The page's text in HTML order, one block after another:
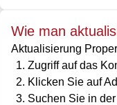
Wie man
Aktualisierung
Zugriff auf das
Klicken Sie auf
Suchen Sie in